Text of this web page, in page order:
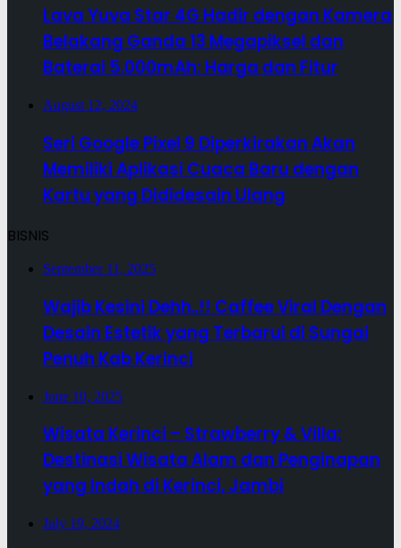
Lava Yuva Star 4G Hadir dengan Kamera
Belakang Ganda 13 Megapiksel dan
Baterai 5.000mAh: Harga dan Fitur
August 12, 2024
Seri Google Pixel 9 Diperkirakan Akan
Memiliki Aplikasi Cuaca Baru dengan
Kartu yang Dididesain Ulang
BISNIS
September 11, 2025
Wajib Kesini Dehh..!! Caffee Viral Dengan
Desain Estetik yang Terbarui di Sungai
Penuh Kab Kerinci
June 10, 2025
Wisata Kerinci – Strawberry & Villa:
Destinasi Wisata Alam dan Penginapan
yang Indah di Kerinci, Jambi
July 19, 2024